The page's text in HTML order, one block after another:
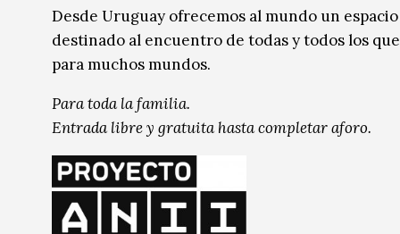
Desde Uruguay ofrecemos al mundo un
destinado al encuentro de todas y todos los
para muchos mundos.
Para toda la familia.
Entrada libre y gratuita hasta completar aforo.